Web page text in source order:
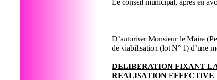
Le conseil municipal, après en
D’autoriser Monsieur le Maire
de viabilisation (lot N° 1) d’une
DELIBERATION FIXANT
REALISATION EFFECTIVE